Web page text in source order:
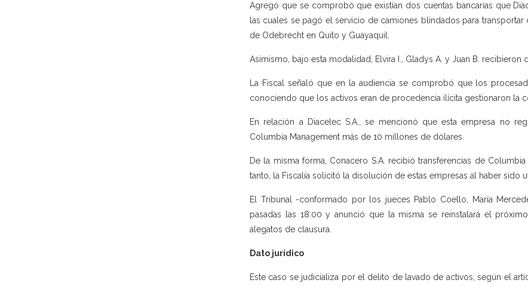
Agregó que se comprobó que existían dos cuentas bancarias que
las cuales se pagó el servicio de camiones blindados para
de Odebrecht en Quito y Guayaquil.
Asimismo, bajo esta modalidad, Elvira I., Gladys A. y Juan B. recibieron
La Fiscal señaló que en la audiencia se comprobó que los
conociendo que los activos eran de procedencia ilícita gestionaron la
En relación a Diacelec S.A., se mencionó que esta empresa no
Columbia Management más de 10 millones de dólares.
De la misma forma, Conacero S.A. recibió transferencias de
tanto, la Fiscalía solicitó la disolución de estas empresas al haber sido
El Tribunal -conformado por los jueces Pablo Coello, María
pasadas las 18:00 y anunció que la misma se reinstalará el
alegatos de clausura.
Dato jurídico
Este caso se judicializa por el delito de lavado de activos, según el